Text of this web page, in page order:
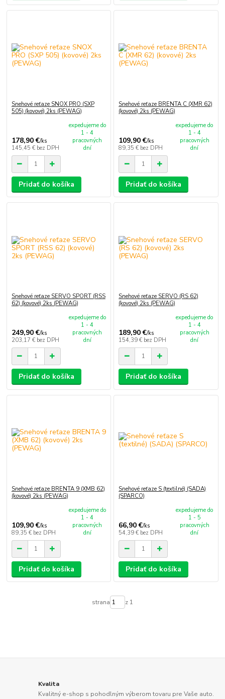
Snehové reťaze SNOX PRO (SXP
505) (kovové) 2ks (PEWAG)
178,90 €/ks
145,45 € bez DPH
expedujeme do
1 - 4
pracovných
dní
Pridať do košíka
Snehové reťaze BRENTA C (XMR 62)
(kovové) 2ks (PEWAG)
109,90 €/ks
89,35 € bez DPH
expedujeme do
1 - 4
pracovných
dní
Pridať do košíka
Snehové reťaze SERVO SPORT (RSS
62) (kovové) 2ks (PEWAG)
249,90 €/ks
203,17 € bez DPH
expedujeme do
1 - 4
pracovných
dní
Pridať do košíka
Snehové reťaze SERVO (RS 62)
(kovové) 2ks (PEWAG)
189,90 €/ks
154,39 € bez DPH
expedujeme do
1 - 4
pracovných
dní
Pridať do košíka
Snehové reťaze BRENTA 9 (XMB 62)
(kovové) 2ks (PEWAG)
109,90 €/ks
89,35 € bez DPH
expedujeme do
1 - 4
pracovných
dní
Pridať do košíka
Snehové reťaze S (textilné) (SADA)
(SPARCO)
66,90 €/ks
54,39 € bez DPH
expedujeme do
1 - 5
pracovných
dní
Pridať do košíka
strana z 1
Kvalita
Kvalitný e-shop s pohodlným výberom tovaru pre Vaše auto.